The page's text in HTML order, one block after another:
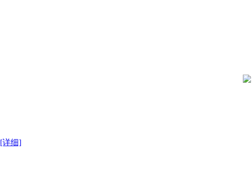
[详细]